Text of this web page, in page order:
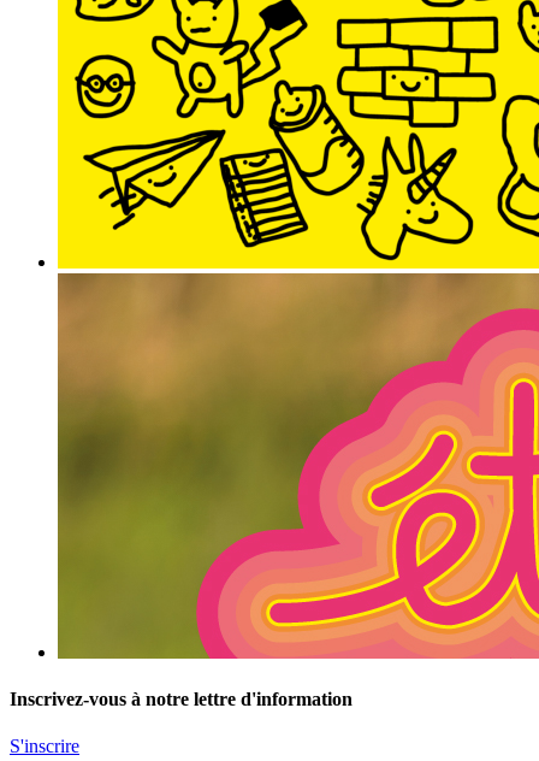
Inscrivez-vous à notre lettre d'information
S'inscrire